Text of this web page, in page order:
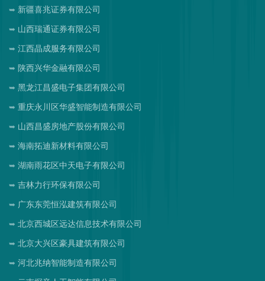
新疆喜兆证券有限公司
山西瑞通证券有限公司
江西晶成服务有限公司
陕西兴华金融有限公司
黑龙江昌盛电子集团有限公司
重庆永川区华盛智能制造有限公司
山西昌盛房地产股份有限公司
海南拓迪新材料有限公司
湖南雨花区中天电子有限公司
吉林力行环保有限公司
广东东莞恒泓建筑有限公司
北京西城区远达信息技术有限公司
北京大兴区豪具建筑有限公司
河北兆纳智能制造有限公司